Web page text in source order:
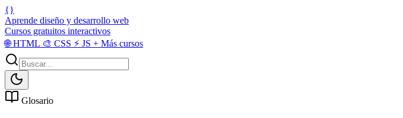
{}
Aprende diseño y desarrollo web
Cursos gratuitos interactivos
🌐HTML 🎨 CSS ⚡ JS + Más cursos
Glosario